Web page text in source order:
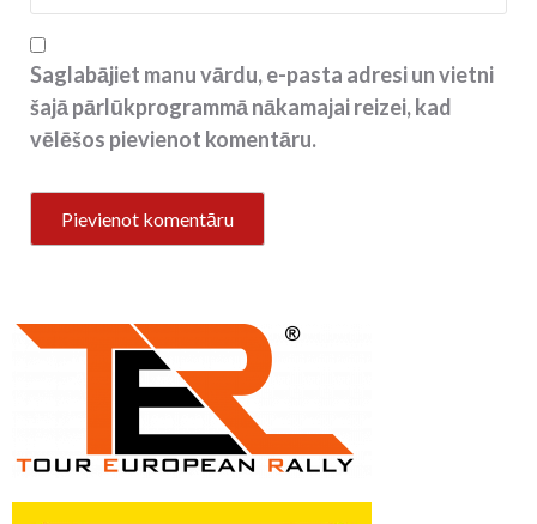
Saglabājiet manu vārdu, e-pasta adresi un vietni
šajā pārlūkprogrammā nākamajai reizei, kad
vēlēšos pievienot komentāru.